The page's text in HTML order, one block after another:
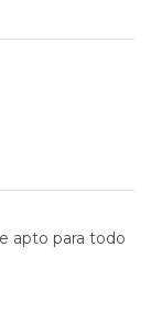
apto para todo